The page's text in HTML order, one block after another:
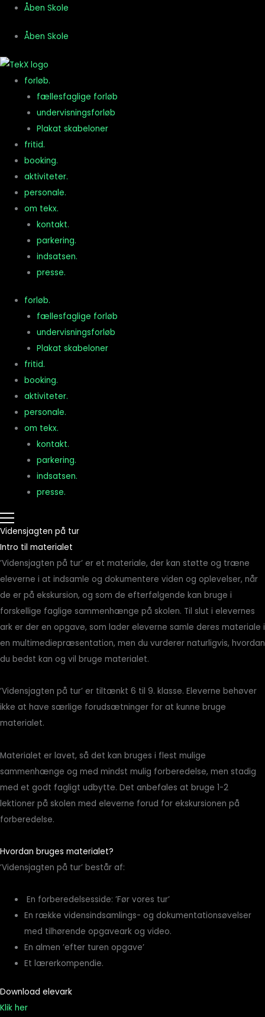
indholdet
Åben Skole
Åben Skole
forløb.
fællesfaglige forløb
undervisningsforløb
Plakat skabeloner
fritid.
booking.
aktiviteter.
personale.
om tekx.
kontakt.
parkering.
indsatsen.
presse.
forløb.
fællesfaglige forløb
undervisningsforløb
Plakat skabeloner
fritid.
booking.
aktiviteter.
personale.
om tekx.
kontakt.
parkering.
indsatsen.
presse.
Vidensjagten på tur
Intro til materialet
’Vidensjagten på tur’ er et materiale, der kan støtte og træne
eleverne i at indsamle og dokumentere viden og oplevelser, når
de er på ekskursion, og som de efterfølgende kan bruge i
forskellige faglige sammenhænge på skolen. Til slut i elevernes
ark er der en opgave, som lader eleverne samle deres materiale i
en multimediepræsentation, men du vurderer naturligvis, hvordan
du bedst kan og vil bruge materialet.
’Vidensjagten på tur’ er tiltænkt 6 til 9. klasse. Eleverne behøver
ikke at have særlige forudsætninger for at kunne bruge
materialet.
Materialet er lavet, så det kan bruges i flest mulige
sammenhænge og med mindst mulig forberedelse, men stadig
med et godt fagligt udbytte. Det anbefales at bruge 1-2
lektioner på skolen med eleverne forud for ekskursionen på
forberedelse.
Hvordan bruges materialet?
’Vidensjagten på tur’ består af:
En forberedelsesside: ’Før vores tur’
En række vidensindsamlings- og dokumentationsøvelser
med tilhørende opgaveark og video.
En almen ’efter turen opgave’
Et lærerkompendie.
Download elevark
Klik her